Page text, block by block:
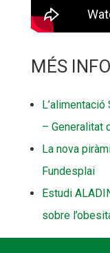
MÉS
L’alimentació
– Generalitat
La nova
Fundesplai
Estudi
sobre